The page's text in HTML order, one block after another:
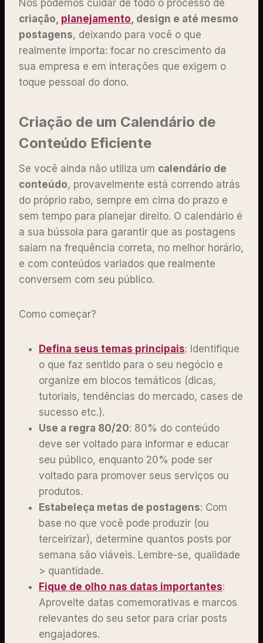
Nós podemos cuidar de todo o processo de
criação, planejamento, design e até mesmo
postagens, deixando para você o que
realmente importa: focar no crescimento da
sua empresa e em interações que exigem o
toque pessoal do dono.
Criação de um Calendário de
Conteúdo Eficiente
Se você ainda não utiliza um calendário de
conteúdo, provavelmente está correndo atrás
do próprio rabo, sempre em cima do prazo e
sem tempo para planejar direito. O calendário é
a sua bússola para garantir que as postagens
saiam na frequência correta, no melhor horário,
e com conteúdos variados que realmente
conversem com seu público.
Como começar?
Defina seus temas principais: Identifique
o que faz sentido para o seu negócio e
organize em blocos temáticos (dicas,
tutoriais, tendências do mercado, cases de
sucesso etc.).
Use a regra 80/20: 80% do conteúdo
deve ser voltado para informar e educar
seu público, enquanto 20% pode ser
voltado para promover seus serviços ou
produtos.
Estabeleça metas de postagens: Com
base no que você pode produzir (ou
terceirizar), determine quantos posts por
semana são viáveis. Lembre-se, qualidade
> quantidade.
Fique de olho nas datas importantes:
Aproveite datas comemorativas e marcos
relevantes do seu setor para criar posts
engajadores.